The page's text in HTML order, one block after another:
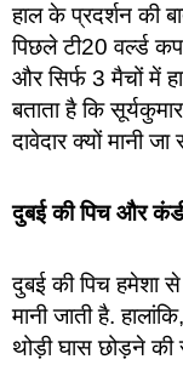
हाल के प्रदर्शन की
पिछले टी20 वर्ल्ड
और सिर्फ 3 मैचों में
बताता है कि
दावेदार क्यों मानी जा
दुबई की पिच और
दुबई की पिच हमेशा
मानी जाती है.
थोड़ी घास छोड़ने